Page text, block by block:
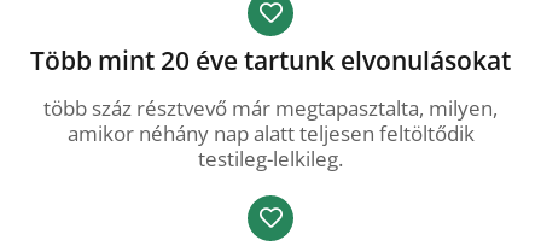
Több mint 20 éve tartunk elvonulásokat
több száz résztvevő már megtapasztalta, milyen,
amikor néhány nap alatt teljesen feltöltődik
testileg-lelkileg.